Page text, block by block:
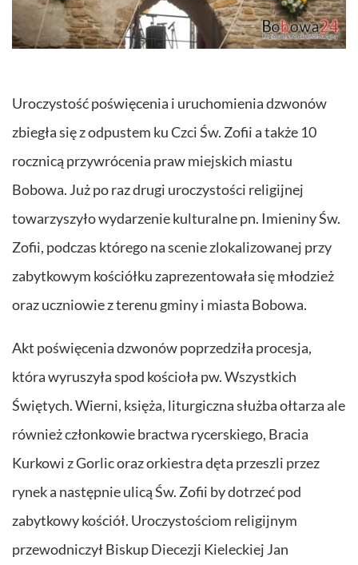
Uroczystość poświęcenia i uruchomienia dzwonów
zbiegła się z odpustem ku Czci Św. Zofii a także 10
rocznicą przywrócenia praw miejskich miastu
Bobowa. Już po raz drugi uroczystości religijnej
towarzyszyło wydarzenie kulturalne pn. Imieniny Św.
Zofii, podczas którego na scenie zlokalizowanej przy
zabytkowym kościółku zaprezentowała się młodzież
oraz uczniowie z terenu gminy i miasta Bobowa.
Akt poświęcenia dzwonów poprzedziła procesja,
która wyruszyła spod kościoła pw. Wszystkich
Świętych. Wierni, księża, liturgiczna służba ołtarza ale
również członkowie bractwa rycerskiego, Bracia
Kurkowi z Gorlic oraz orkiestra dęta przeszli przez
rynek a następnie ulicą Św. Zofii by dotrzeć pod
zabytkowy kościół. Uroczystościom religijnym
przewodniczył Biskup Diecezji Kieleckiej Jan